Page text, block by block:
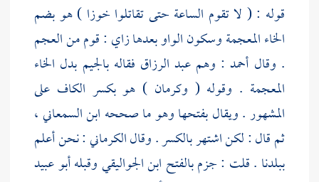
قوله : ( لا تقوم الساعة حتى تقاتلوا خوزا ) هو بضم
الخاء المعجمة وسكون الواو بعدها زاي : قوم من العجم
. وقال أحمد : وهم عبد الرزاق فقاله بالجيم بدل الخاء
المعجمة . وقوله ( وكرمان ) هو بكسر الكاف على
المشهور . ويقال بفتحها وهو ما صححه ابن السمعاني،
ثم قال : لكن اشتهر بالكسر . وقالالكرماني: نحن أعلم
ببلدنا . قلت : جزم بالفتح ابن الجواليقيوقبلهأبو عبيد